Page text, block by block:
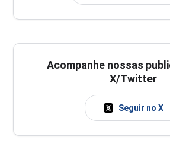
Acompanhe nossas
X/Twitter
Seguir no X